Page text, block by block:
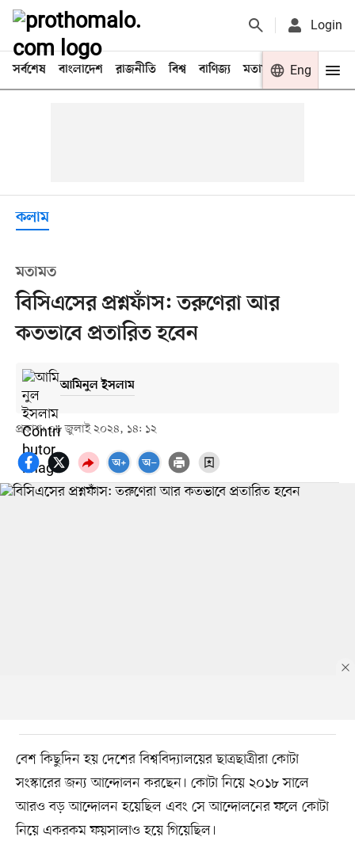
Login
সর্বশেষ বাংলাদেশ রাজনীতি বিশ্ব বাণিজ্য মতামত খেলা
Eng
কলাম
মতামত
বিসিএসের প্রশ্নফাঁস: তরুণেরা আর
কতভাবে প্রতারিত হবেন
আমিনুল ইসলাম
প্রকাশ: ০৮ জুলাই ২০২৪, ১৪: ১২
বেশ কিছুদিন হয় দেশের বিশ্ববিদ্যালয়ের ছাত্রছাত্রীরা কোটা
সংস্কারের জন্য আন্দোলন করছেন। কোটা নিয়ে ২০১৮ সালে
আরও বড় আন্দোলন হয়েছিল এবং সে আন্দোলনের ফলে কোটা
নিয়ে একরকম ফয়সালাও হয়ে গিয়েছিল।